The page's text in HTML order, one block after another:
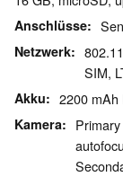
Anschlüsse
Netzwerk
SIM,
Akku 2200 mAh
Kamera